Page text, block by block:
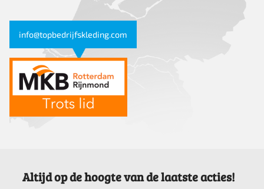
info@topbedrijfskleding.com
Altijd op de hoogte van de laatste acties!